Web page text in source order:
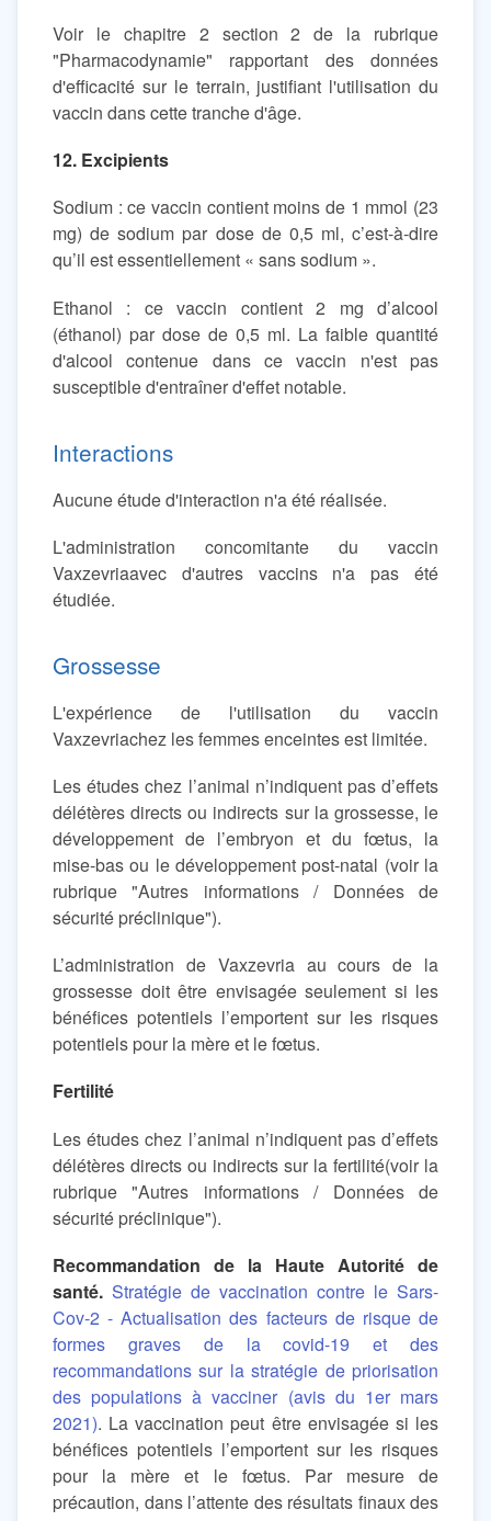
Voir le chapitre 2 section 2 de la rubrique
"Pharmacodynamie" rapportant des données
d'efficacité sur le terrain, justifiant l'utilisation du
vaccin dans cette tranche d'âge.
12. Excipients
Sodium : ce vaccin contient moins de 1 mmol (23
mg) de sodium par dose de 0,5 ml, c’est-à-dire
qu’il est essentiellement « sans sodium ».
Ethanol : ce vaccin contient 2 mg d’alcool
(éthanol) par dose de 0,5 ml. La faible quantité
d'alcool contenue dans ce vaccin n'est pas
susceptible d'entraîner d'effet notable.
Interactions
Aucune étude d'interaction n'a été réalisée.
L'administration concomitante du vaccin
Vaxzevriaavec d'autres vaccins n'a pas été
étudiée.
Grossesse
L'expérience de l'utilisation du vaccin
Vaxzevriachez les femmes enceintes est limitée.
Les études chez l’animal n’indiquent pas d’effets
délétères directs ou indirects sur la grossesse, le
développement de l’embryon et du fœtus, la
mise-bas ou le développement post-natal (voir la
rubrique "Autres informations / Données de
sécurité préclinique").
L’administration de Vaxzevria au cours de la
grossesse doit être envisagée seulement si les
bénéfices potentiels l’emportent sur les risques
potentiels pour la mère et le fœtus.
Fertilité
Les études chez l’animal n’indiquent pas d’effets
délétères directs ou indirects sur la fertilité(voir la
rubrique "Autres informations / Données de
sécurité préclinique").
Recommandation de la Haute Autorité de
santé. Stratégie de vaccination contre le Sars-
Cov-2 - Actualisation des facteurs de risque de
formes graves de la covid-19 et des
recommandations sur la stratégie de priorisation
des populations à vacciner (avis du 1er mars
2021). La vaccination peut être envisagée si les
bénéfices potentiels l’emportent sur les risques
pour la mère et le fœtus. Par mesure de
précaution, dans l’attente des résultats finaux des